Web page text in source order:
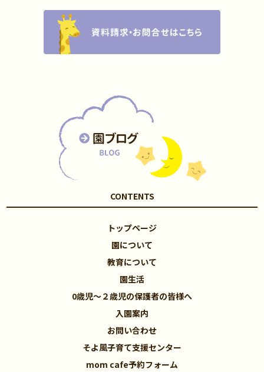
CONTENTS
トップページ
園について
教育について
園生活
0歳児～２歳児の保護者の皆様へ
入園案内
お問い合わせ
そよ風子育て支援センター
mom cafe予約フォーム